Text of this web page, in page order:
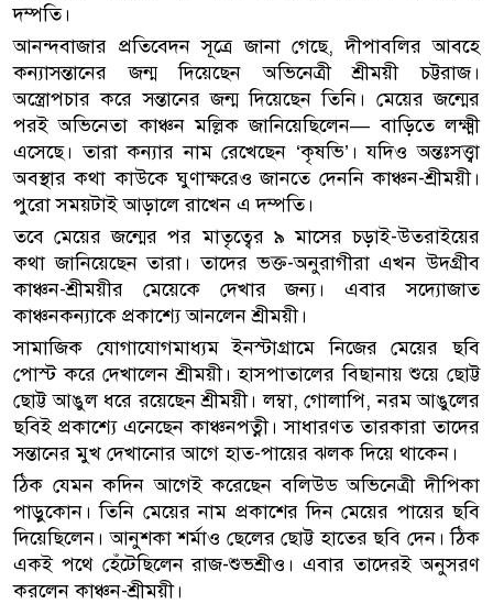
দম্পতি।
আনন্দবাজার প্রতিবেদন সূত্রে জানা গেছে, দীপাবলির আবহে
কন্যাসন্তানের জন্ম দিয়েছেন অভিনেত্রী শ্রীময়ী চট্টরাজ।
অস্ত্রোপচার করে সন্তানের জন্ম দিয়েছেন তিনি। মেয়ের জন্মের
পরই অভিনেতা কাঞ্চন মল্লিক জানিয়েছিলেন— বাড়িতে লক্ষ্মী
এসেছে। তারা কন্যার নাম রেখেছেন ‘কৃষভি’। যদিও অন্তঃসত্ত্বা
অবস্থার কথা কাউকে ঘুণাক্ষরেও জানতে দেননি কাঞ্চন-শ্রীময়ী।
পুরো সময়টাই আড়ালে রাখেন এ দম্পতি।
তবে মেয়ের জন্মের পর মাতৃত্বের ৯ মাসের চড়াই-উতরাইয়ের
কথা জানিয়েছেন তারা। তাদের ভক্ত-অনুরাগীরা এখন উদ্গ্রীব
কাঞ্চন-শ্রীময়ীর মেয়েকে দেখার জন্য। এবার সদ্যোজাত
কাঞ্চনকন্যাকে প্রকাশ্যে আনলেন শ্রীময়ী।
সামাজিক যোগাযোগমাধ্যম ইনস্টাগ্রামে নিজের মেয়ের ছবি
পোস্ট করে দেখালেন শ্রীময়ী। হাসপাতালের বিছানায় শুয়ে ছোট্ট
ছোট্ট আঙুল ধরে রয়েছেন শ্রীময়ী। লম্বা, গোলাপি, নরম আঙুলের
ছবিই প্রকাশ্যে এনেছেন কাঞ্চনপত্নী। সাধারণত তারকারা তাদের
সন্তানের মুখ দেখানোর আগে হাত-পায়ের ঝলক দিয়ে থাকেন।
ঠিক যেমন কদিন আগেই করেছেন বলিউড অভিনেত্রী দীপিকা
পাড়ুকোন। তিনি মেয়ের নাম প্রকাশের দিন মেয়ের পায়ের ছবি
দিয়েছিলেন। আনুশকা শর্মাও ছেলের ছোট্ট হাতের ছবি দেন। ঠিক
একই পথে হেঁটেছিলেন রাজ-শুভশ্রীও। এবার তাদেরই অনুসরণ
করলেন কাঞ্চন-শ্রীময়ী।